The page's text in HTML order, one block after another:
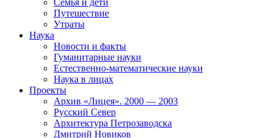
Семья и дети
Путешествие
Утраты
Наука
Новости и факты
Гуманитарные науки
Естественно-математические науки
Наука в лицах
Проекты
Архив «Лицея». 2000 — 2003
Русский Север
Архитектура Петрозаводска
Дмитрий Новиков